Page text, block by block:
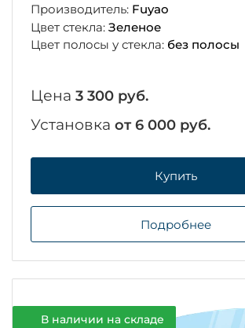
Производитель: Fuyao
Цвет стекла: Зеленое
Цвет полосы у стекла: без полосы
Цена 3 300 руб.
Установка от 6 000 руб.
Купить
Подробнее
В наличии на складе